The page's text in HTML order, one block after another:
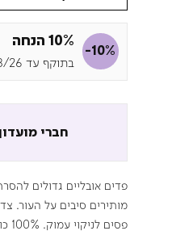
-10%
10% הנחה
בתוקף עד 08/08/26
חברי
פדים אובליים גדולים
מותירים סיבים על העור.